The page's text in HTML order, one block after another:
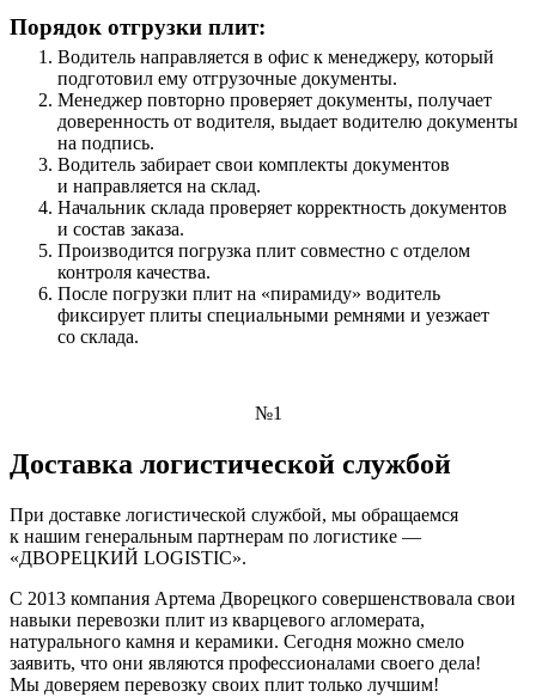
Порядок отгрузки плит:
Водитель направляется в офис к менеджеру, который
подготовил ему отгрузочные документы.
Менеджер повторно проверяет документы, получает
доверенность от водителя, выдает водителю документы
на подпись.
Водитель забирает свои комплекты документов
и направляется на склад.
Начальник склада проверяет корректность документов
и состав заказа.
Производится погрузка плит совместно с отделом
контроля качества.
После погрузки плит на «пирамиду» водитель
фиксирует плиты специальными ремнями и уезжает
со склада.
№1
Доставка логистической службой
При доставке логистической службой, мы обращаемся
к нашим генеральным партнерам по логистике —
«ДВОРЕЦКИЙ LOGISTIC».
С 2013 компания Артема Дворецкого совершенствовала свои
навыки перевозки плит из кварцевого агломерата,
натурального камня и керамики. Сегодня можно смело
заявить, что они являются профессионалами своего дела!
Мы доверяем перевозку своих плит только лучшим!